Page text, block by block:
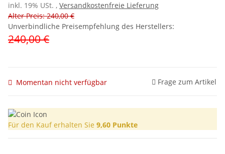
inkl. 19% USt. , Versandkostenfreie Lieferung
Alter Preis: 240,00 €
Unverbindliche Preisempfehlung des Herstellers:
240,00 €
Momentan nicht verfügbar Frage zum Artikel
Für den Kauf erhalten Sie 9,60 Punkte